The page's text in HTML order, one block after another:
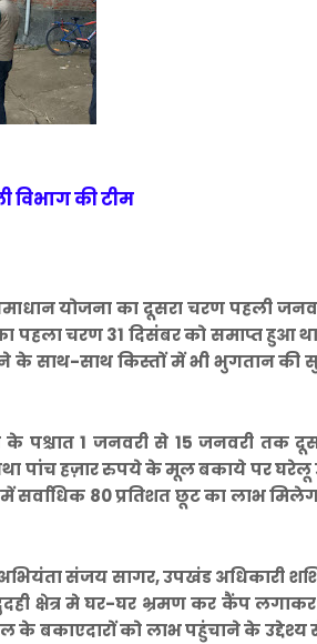
विभाग की टीम
योजना का दूसरा चरण पहली
पहला चरण 31 दिसंबर को समाप्त हुआ
साथ-साथ किस्तों में भी भुगतान की
के पश्चात 1 जनवरी से 15 जनवरी तक
पांच हज़ार रुपये के मूल बकाये पर घरेलू
80 प्रतिशत छूट का लाभ
संजय सागर, उपखंड अधिकारी
क्षेत्र मे घर-घर भ्रमण कर कैंप
के बकाएदारों को लाभ पहुंचाने के